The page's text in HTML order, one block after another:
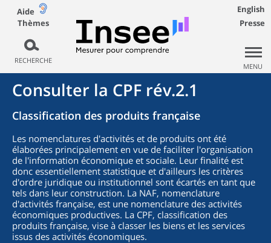
Aide
Thèmes
RECHERCHE
English
Presse
MENU
Consulter la CPF rév.2.1
Classification des produits française
Les nomenclatures d'activités et de produits ont été
élaborées principalement en vue de faciliter l'organisation
de l'information économique et sociale. Leur finalité est
donc essentiellement statistique et d'ailleurs les critères
d'ordre juridique ou institutionnel sont écartés en tant que
tels dans leur construction. La NAF, nomenclature
d'activités française, est une nomenclature des activités
économiques productives. La CPF, classification des
produits française, vise à classer les biens et les services
issus des activités économiques.